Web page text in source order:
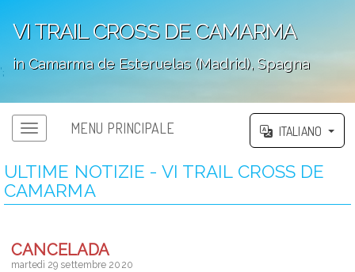
VI TRAIL CROSS DE CAMARMA
in Camarma de Esteruelas (Madrid), Spagna
';
MENU PRINCIPALE ITALIANO
ULTIME NOTIZIE - VI TRAIL CROSS DE
CAMARMA
CANCELADA
martedì 29 settembre 2020